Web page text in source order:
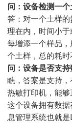
问：设备检测一
答：对一个土样
理在内，时间小
每增添一个样品
个土样，总的耗时
问：设备是否支
瞧，答案是支持
热敏打印机，能
这个设备拥有数
息管理系统也就